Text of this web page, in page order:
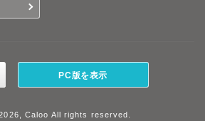
PC版を表示
Caloo All rights reserved.